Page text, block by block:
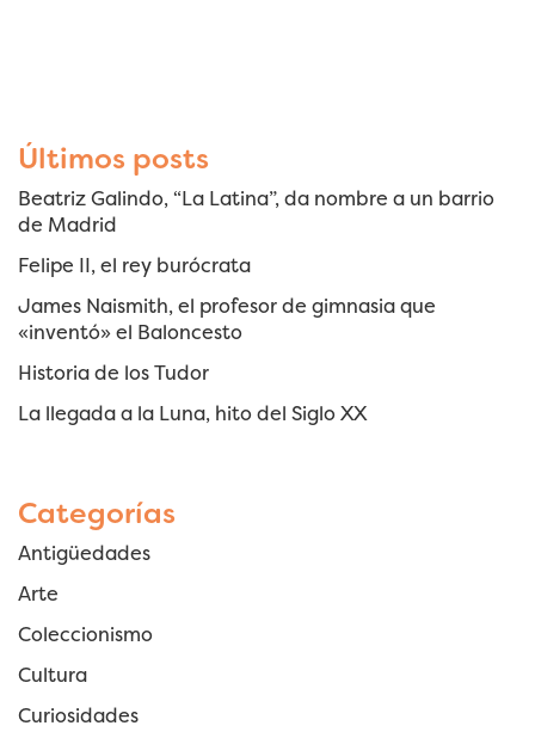
Últimos posts
Beatriz Galindo, “La Latina”, da nombre a un barrio
de Madrid
Felipe II, el rey burócrata
James Naismith, el profesor de gimnasia que
«inventó» el Baloncesto
Historia de los Tudor
La llegada a la Luna, hito del Siglo XX
Categorías
Antigüedades
Arte
Coleccionismo
Cultura
Curiosidades